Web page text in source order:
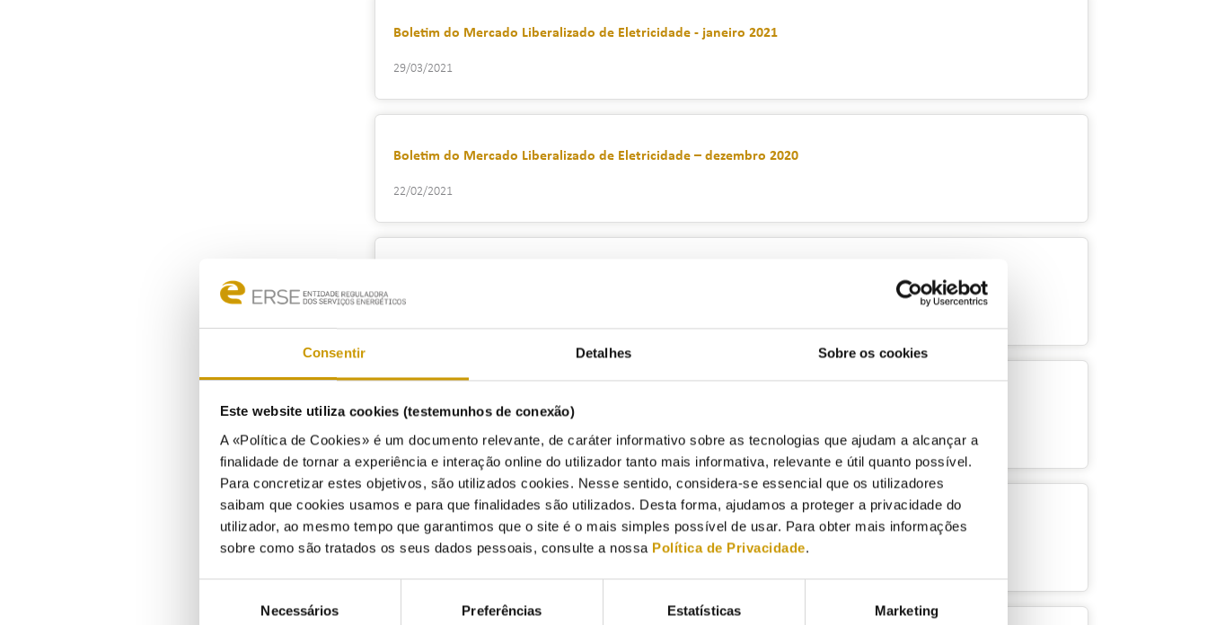
Consentir Detalhes Sobre os cookies
Este website utiliza cookies (testemunhos de conexão)
A «Política de Cookies» é um documento relevante, de caráter informativo sobre as tecnologias que ajudam a alcançar a
finalidade de tornar a experiência e interação online do utilizador tanto mais informativa, relevante e útil quanto possível.
Para concretizar estes objetivos, são utilizados cookies. Nesse sentido, considera-se essencial que os utilizadores
saibam que cookies usamos e para que finalidades são utilizados. Desta forma, ajudamos a proteger a privacidade do
utilizador, ao mesmo tempo que garantimos que o site é o mais simples possível de usar. Para obter mais informações
sobre como são tratados os seus dados pessoais, consulte a nossa Política de Privacidade.
Necessários Preferências Estatísticas Marketing
Boletim do Mercado Liberalizado de Eletricidade - janeiro 2021
29/03/2021
Boletim do Mercado Liberalizado de Eletricidade – dezembro 2020
22/02/2021
Boletim do Mercado Liberalizado de Eletricidade – outubro 2020
14/01/2021
Boletim do Mercado Liberalizado de Eletricidade – setembro 2020